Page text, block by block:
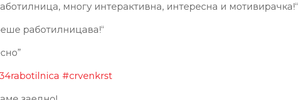
многу интерактивна, интересна и мотивирачка!“
работилницава!“
#crvenkrst